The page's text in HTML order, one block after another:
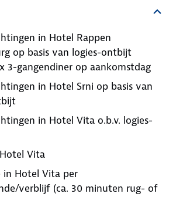
in Hotel Rappen
op basis van logies-ontbijt
3-gangendiner op aankomstdag
in Hotel Srni op basis van
in Hotel Vita o.b.v. logies-
Vita
in Hotel Vita per
verblijf (ca. 30 minuten rug- of